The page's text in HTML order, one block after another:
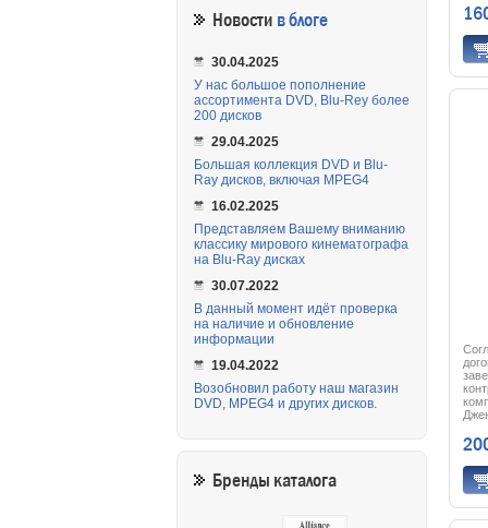
Новости в блоге
30.04.2025
У нас большое пополнение
ассортимента DVD, Blu-Rey более
200 дисков
29.04.2025
Большая коллекция DVD и Blu-
Ray дисков, включая MPEG4
16.02.2025
Представляем Вашему вниманию
классику мирового кинематографа
на Blu-Ray дисках
30.07.2022
В данный момент идёт проверка
на наличие и обновление
информации
19.04.2022
Возобновил работу наш магазин
DVD, MPEG4 и других дисков.
Бренды каталога